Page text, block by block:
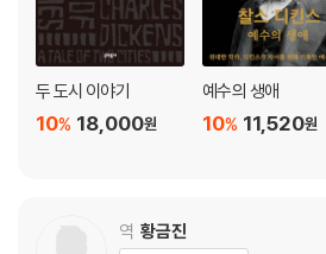
두 도시 이야기
18,000원
10%
예수의 생애
11,520원
10%
역 황금진